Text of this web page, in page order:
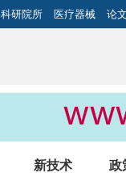
科研院所 医疗器械 论
新技术 政